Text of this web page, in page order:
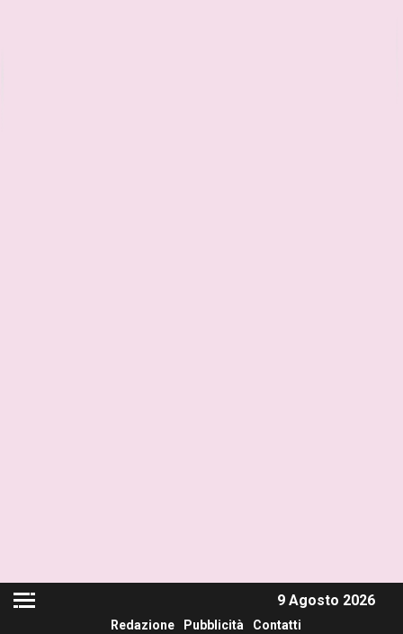
9 Agosto 2026
Redazione Pubblicità Contatti